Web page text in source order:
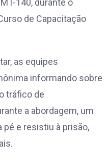
140, durante o
de Capacitação
as equipes
informando sobre
tráfico de
a abordagem, um
e resistiu à prisão,